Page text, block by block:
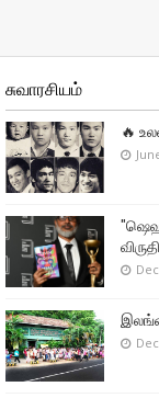
சுவாரசியம்
🔥